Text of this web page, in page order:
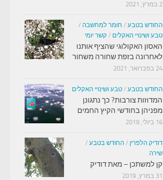
2 במרץ, 2021
החודש בטבע / חומר למחשבה /
טבע ושינויי האקלים / קשר יומי
האסון האקולוגי שהציף אותנו
לאחרונה בזפת שחורה משחור
24 בפברואר, 2021
החודש בטבע / טבע ושינויי האקלים
המדוזות צורבות? כך נתגונן
מפניהן בחודשי הקיץ החמים
16 ביולי, 2019
דודיק הלפרין / החודש בטבע /
שירה
קן למשתכן – מאת דודיק
31 במרץ, 2019